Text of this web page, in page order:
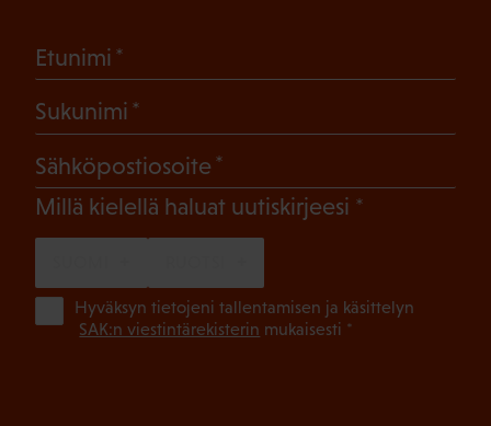
Etunimi
Sukunimi
Sähköpostiosoite
Millä kielellä haluat uutiskirjeesi (Pakollinen)
Hyväksyn tietojeni tallentamisen ja käsittelyn
SAK:n viestintärekisterin mukaisesti *